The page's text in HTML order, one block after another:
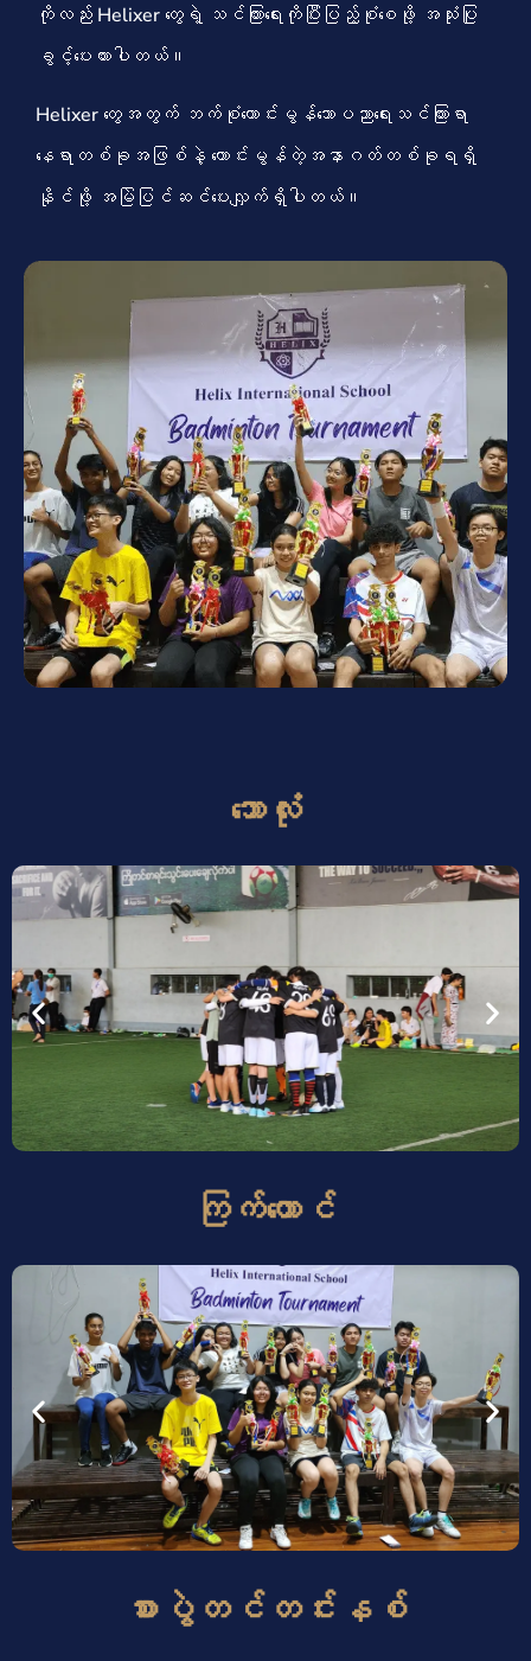
ကိုလည်း Helixer တွေရဲ့ သင်ကြားရေးကိုပြီးပြည့်စုံစေဖို့ အသုံးပြု
ခွင့်ပေးထားပါတယ်။
Helixer တွေအတွက် ဘက်စုံကောင်းမွန်သောပညာရေးသင်ကြားရာ
နေရာတစ်ခုအဖြစ်နဲ့ ကောင်းမွန်တဲ့အနာဂတ်တစ်ခုရရှိ
နိုင်ဖို့ အမြဲပြင်ဆင်ပေးလျှက်ရှိပါတယ်။
ဘောလုံး
ကြက်တောင်
စားပွဲတင်တင်းနစ်